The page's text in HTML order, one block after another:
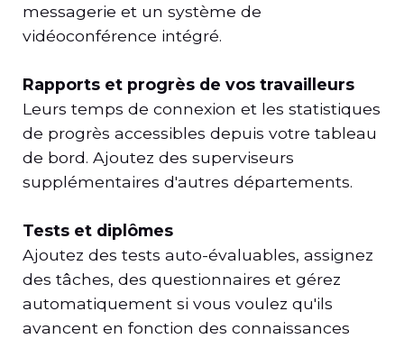
messagerie et un système de
vidéoconférence intégré.
Rapports et progrès de vos travailleurs
Leurs temps de connexion et les statistiques
de progrès accessibles depuis votre tableau
de bord. Ajoutez des superviseurs
supplémentaires d'autres départements.
Tests et diplômes
Ajoutez des tests auto-évaluables, assignez
des tâches, des questionnaires et gérez
automatiquement si vous voulez qu'ils
avancent en fonction des connaissances